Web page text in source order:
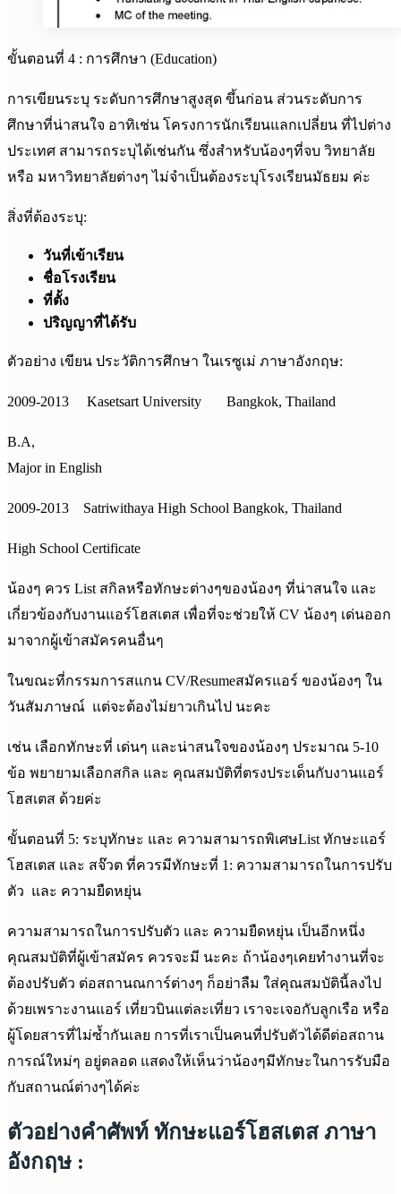
ขั้นตอนที่ 4 : การศึกษา (Education)
การเขียนระบุ ระดับการศึกษาสูงสุด ขึ้นก่อน ส่วนระดับการ
ศึกษาที่น่าสนใจ อาทิเช่น โครงการนักเรียนแลกเปลี่ยน ที่ไปต่าง
ประเทศ สามารถระบุได้เช่นกัน ซึ่งสำหรับน้องๆที่จบ วิทยาลัย
หรือ มหาวิทยาลัยต่างๆ ไม่จำเป็นต้องระบุโรงเรียนมัธยม ค่ะ
สิ่งที่ต้องระบุ:
วันที่เข้าเรียน
ชื่อโรงเรียน
ที่ตั้ง
ปริญญาที่ได้รับ
ตัวอย่าง เขียน ประวัติการศึกษา ในเรซูเม่ ภาษาอังกฤษ:
2009-2013 Kasetsart University Bangkok, Thailand
B.A,
Major in English
2009-2013 Satriwithaya High School Bangkok, Thailand
High School Certificate
น้องๆ ควร List สกิลหรือทักษะต่างๆของน้องๆ ที่น่าสนใจ และ
เกี่ยวข้องกับงานแอร์โฮสเตส เพื่อที่จะช่วยให้ CV น้องๆ เด่นออก
มาจากผู้เข้าสมัครคนอื่นๆ
ในขณะที่กรรมการสแกน CV/Resumeสมัครแอร์ ของน้องๆ ใน
วันสัมภาษณ์ แต่จะต้องไม่ยาวเกินไป นะคะ
เช่น เลือกทักษะที่ เด่นๆ และน่าสนใจของน้องๆ ประมาณ 5-10
ข้อ พยายามเลือกสกิล และ คุณสมบัติที่ตรงประเด็นกับงานแอร์
โฮสเตส ด้วยค่ะ
ขั้นตอนที่ 5: ระบุทักษะ และ ความสามารถพิเศษList ทักษะแอร์
โฮสเตส และ สจ๊วต ที่ควรมีทักษะที่ 1: ความสามารถในการปรับ
ตัว และ ความยืดหยุ่น
ความสามารถในการปรับตัว และ ความยืดหยุ่น เป็นอีกหนึ่ง
คุณสมบัติที่ผู้เข้าสมัคร ควรจะมี นะคะ ถ้าน้องๆเคยทำงานที่จะ
ต้องปรับตัว ต่อสถานณการ์ต่างๆ ก็อย่าลืม ใส่คุณสมบัตินี้ลงไป
ด้วยเพราะงานแอร์ เที่ยวบินแต่ละเที่ยว เราจะเจอกับลูกเรือ หรือ
ผู้โดยสารที่ไม่ซ้ำกันเลย การที่เราเป็นคนที่ปรับตัวได้ดีต่อสถาน
การณ์ใหม่ๆ อยู่ตลอด แสดงให้เห็นว่าน้องๆมีทักษะในการรับมือ
กับสถานณ์ต่างๆได้ค่ะ
ตัวอย่างคำศัพท์ ทักษะแอร์โฮสเตส ภาษา
อังกฤษ :